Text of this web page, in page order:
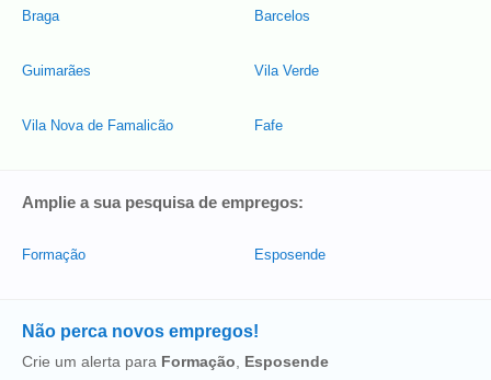
Braga
Guimarães
Vila Nova de Famalicão
Barcelos
Vila Verde
Fafe
Amplie a sua pesquisa de empregos:
Formação Esposende
Não perca novos empregos!
Crie um alerta para Formação Esposende